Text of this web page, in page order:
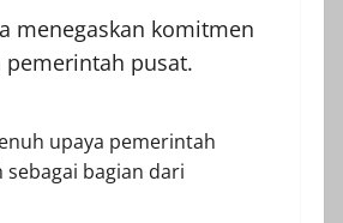
menegaskan komitmen
pusat.
upaya pemerintah
bagian dari